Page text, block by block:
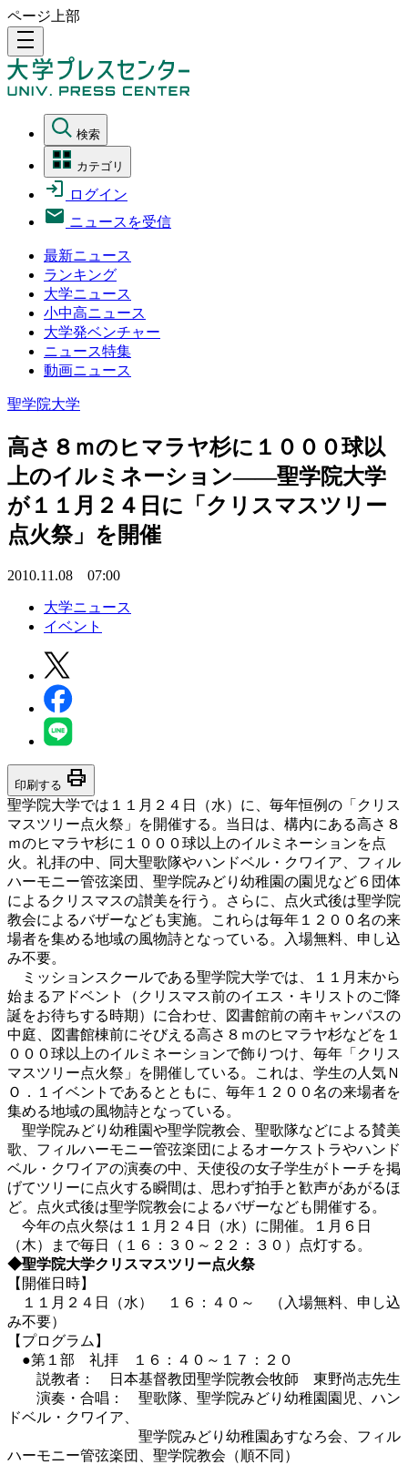
ページ上部
density_medium
検索
カテゴリ
ログイン
ニュースを受信
最新ニュース
ランキング
大学ニュース
小中高ニュース
大学発ベンチャー
ニュース特集
動画ニュース
聖学院大学
高さ８ｍのヒマラヤ杉に１０００球以
上のイルミネーション――聖学院大学
が１１月２４日に「クリスマスツリー
点火祭」を開催
2010.11.08 07:00
大学ニュース
イベント
印刷する print
聖学院大学では１１月２４日（水）に、毎年恒例の「クリス
マスツリー点火祭」を開催する。当日は、構内にある高さ８
ｍのヒマラヤ杉に１０００球以上のイルミネーションを点
火。礼拝の中、同大聖歌隊やハンドベル・クワイア、フィル
ハーモニー管弦楽団、聖学院みどり幼稚園の園児など６団体
によるクリスマスの讃美を行う。さらに、点火式後は聖学院
教会によるバザーなども実施。これらは毎年１２００名の来
場者を集める地域の風物詩となっている。入場無料、申し込
み不要。
ミッションスクールである聖学院大学では、１１月末から
始まるアドベント（クリスマス前のイエス・キリストのご降
誕をお待ちする時期）に合わせ、図書館前の南キャンパスの
中庭、図書館棟前にそびえる高さ８ｍのヒマラヤ杉などを１
０００球以上のイルミネーションで飾りつけ、毎年「クリス
マスツリー点火祭」を開催している。これは、学生の人気Ｎ
Ｏ．１イベントであるとともに、毎年１２００名の来場者を
集める地域の風物詩となっている。
聖学院みどり幼稚園や聖学院教会、聖歌隊などによる賛美
歌、フィルハーモニー管弦楽団によるオーケストラやハンド
ベル・クワイアの演奏の中、天使役の女子学生がトーチを掲
げてツリーに点火する瞬間は、思わず拍手と歓声があがるほ
ど。点火式後は聖学院教会によるバザーなども開催する。
今年の点火祭は１１月２４日（水）に開催。１月６日
（木）まで毎日（１６：３０～２２：３０）点灯する。
◆聖学院大学クリスマスツリー点火祭
【開催日時】
１１月２４日（水） １６：４０～ （入場無料、申し込
み不要）
【プログラム】
●第１部 礼拝 １６：４０～１７：２０
説教者： 日本基督教団聖学院教会牧師 東野尚志先生
演奏・合唱： 聖歌隊、聖学院みどり幼稚園園児、ハン
ドベル・クワイア、
聖学院みどり幼稚園あすなろ会、フィル
ハーモニー管弦楽団、聖学院教会（順不同）